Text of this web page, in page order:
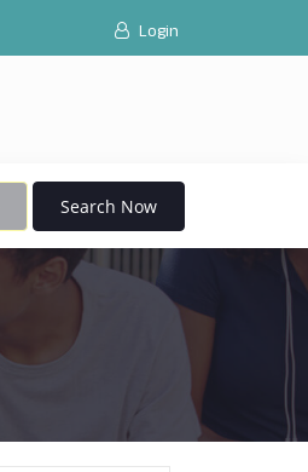
Login
Search Now